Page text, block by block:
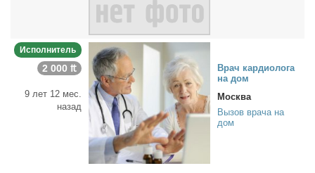
Исполнитель
2 000 ₶
9 лет 12 мес.
назад
Врач кар­дио­ло­га
на дом
Москва
Вызов врача на
дом